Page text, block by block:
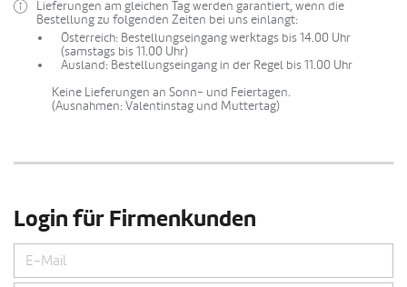
Lieferungen am gleichen Tag werden garantiert, wenn die
Bestellung zu folgenden Zeiten bei uns einlangt:
Österreich: Bestellungseingang werktags bis 14.00 Uhr
(samstags bis 11.00 Uhr)
Ausland: Bestellungseingang in der Regel bis 11.00 Uhr
Keine Lieferungen an Sonn- und Feiertagen.
(Ausnahmen: Valentinstag und Muttertag)
Login für Firmenkunden